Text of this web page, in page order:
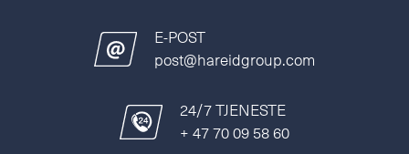
E-POST
post@hareidgroup.com
24/7 TJENESTE
+ 47 70 09 58 60